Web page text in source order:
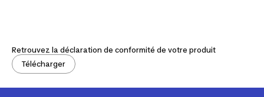
Retrouvez la déclaration de conformité de votre produit
Télécharger